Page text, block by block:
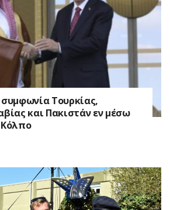
Τουρκίας,
και Πακιστάν εν μέσω
Κόλπο